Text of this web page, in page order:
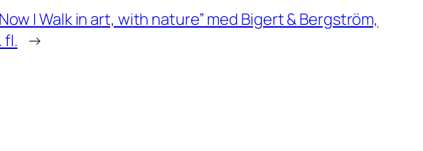
| Walk in art, with nature” med Bigert & Bergström,
fl. →